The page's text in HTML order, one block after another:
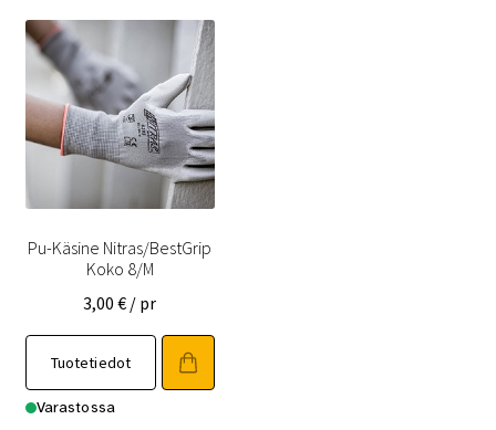
Pu-Käsine Nitras/BestGrip
Koko 8/M
3,00€ / pr
Tuotetiedot
Varastossa